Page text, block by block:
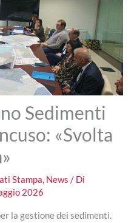
Sedimenti
«Svolta
Stampa, News / Di
2026
la gestione dei sedimenti.